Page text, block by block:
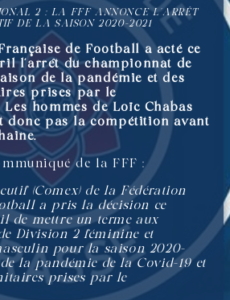
2 : LA FFF ANNONCE L’ARRÊT
DE LA SAISON 2020-2021
de Football a acté ce
l’arrêt du championnat de
de la pandémie et des
prises par le
Les hommes de Loïc Chabas
donc pas la compétition avant
de la FFF :
(Comex) de la Fédération
a pris la décision ce
de mettre un terme aux
Division 2 féminine et
pour la saison 2020-
la pandémie de la Covid-19 et
prises par le